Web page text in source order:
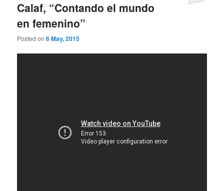
Calaf, “Contando el mundo
en femenino”
Posted on6 May, 2015